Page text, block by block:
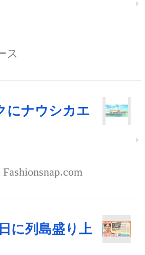
ス
にナウシカエ
Fashionsnap.com
に列島盛り上